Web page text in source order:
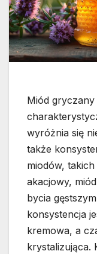
Miód
wyróżnia się
także
miodów,
akacjowy,
bycia
konsystencja
kremowa, a
krystalizująca.